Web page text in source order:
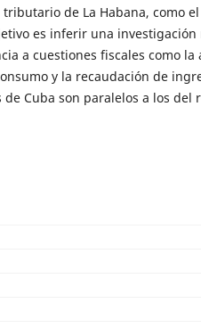
de La Habana, como
es inferir una
a cuestiones fiscales como la
y la recaudación de
Cuba son paralelos a los del